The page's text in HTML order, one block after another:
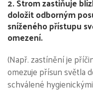
2. Strom zastiňuje
doložit odborným
sníženého přístupu
omezení.
(Např. zastínění je
omezuje přísun světla
schválené